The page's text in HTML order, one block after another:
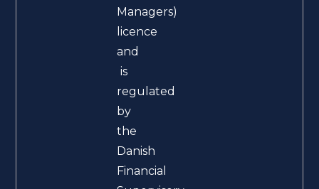
Managers)
licence
and
is
regulated
by
the
Danish
Financial